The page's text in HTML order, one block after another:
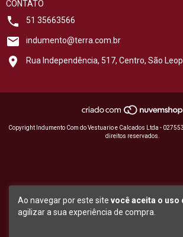
Ao navegar por este site você aceita o uso
agilizar a sua experiência de compra.
CONTATO
51 35663566
indumento@terra.com.br
Rua Independência, 517, Centro, São
Copyright Indumento Com do Vestuario e Calcados Ltda -
direitos reservados.